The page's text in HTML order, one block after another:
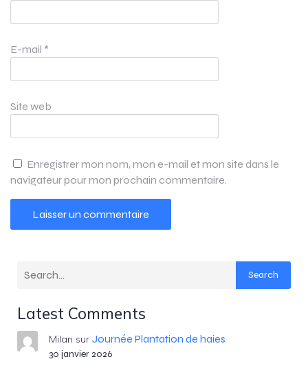
E-mail *
Site web
Enregistrer mon nom, mon e-mail et mon site dans le
navigateur pour mon prochain commentaire.
Search
Latest Comments
Milan sur Journée Plantation de haies
30 janvier 2026